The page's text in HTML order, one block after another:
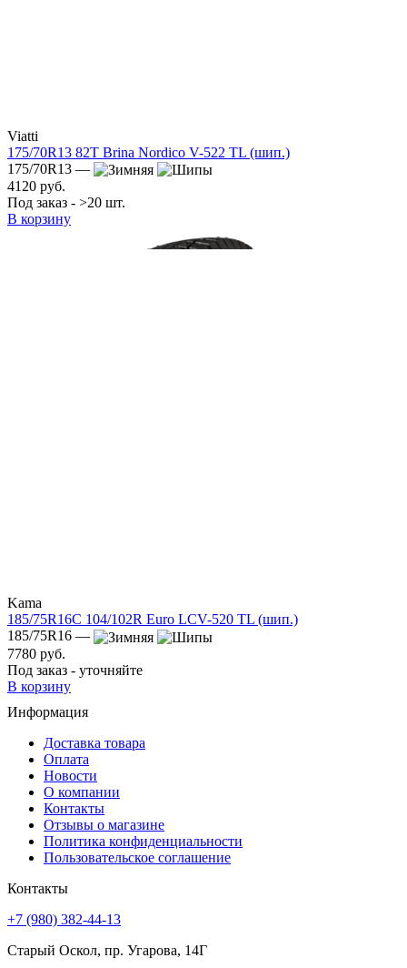
Viatti
175/70R13 82T Brina Nordico V-522 TL (шип.)
175/70R13 —
4120 руб.
Под заказ - >20 шт.
В корзину
Kama
185/75R16C 104/102R Euro LCV-520 TL (шип.)
185/75R16 —
7780 руб.
Под заказ - уточняйте
В корзину
Информация
Доставка товара
Оплата
Новости
О компании
Контакты
Отзывы о магазине
Политика конфиденциальности
Пользовательское соглашение
Контакты
+7 (980) 382-44-13
Старый Оскол, пр. Угарова, 14Г